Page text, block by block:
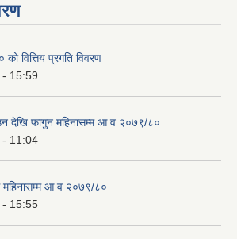
वित्तिय प्रगति विवरण
15:59
देखि फागुन महिनासम्म आ व २०७९/८०
11:04
महिनासम्म आ व २०७९/८०
15:55